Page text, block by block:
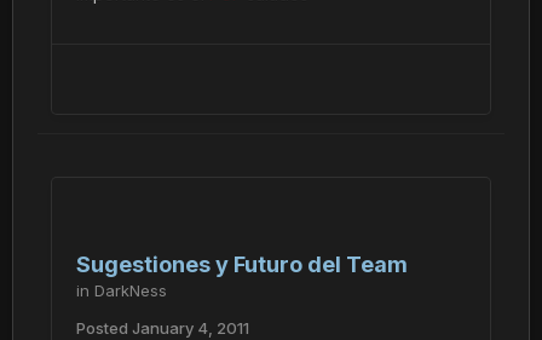
Sugestiones y Futuro del Team
in DarkNess
Posted January 4, 2011